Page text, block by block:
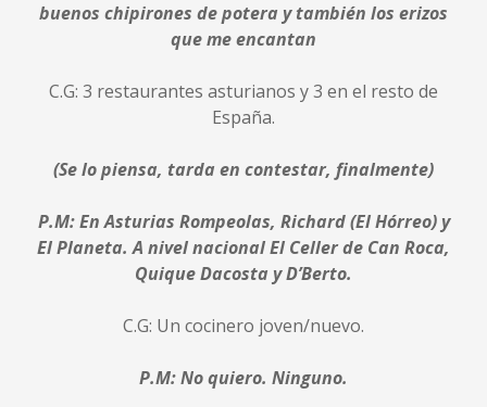
buenos chipirones de potera y también los erizos
que me encantan
C.G: 3 restaurantes asturianos y 3 en el resto de
España.
(Se lo piensa, tarda en contestar, finalmente)
P.M: En Asturias Rompeolas, Richard (El Hórreo) y
El Planeta. A nivel nacional El Celler de Can Roca,
Quique Dacosta y D’Berto.
C.G: Un cocinero joven/nuevo.
P.M: No quiero. Ninguno.